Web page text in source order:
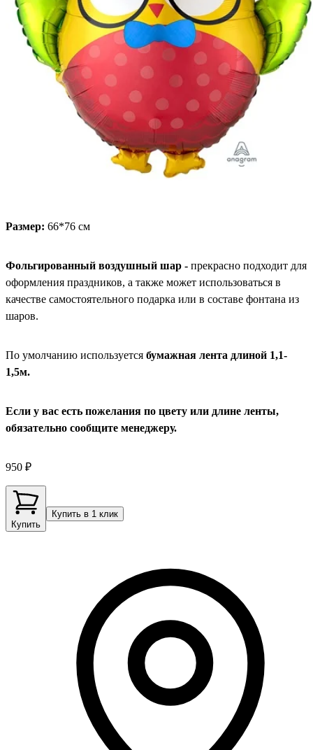
Размер: 66*76 см
Фольгированный воздушный шар - прекрасно подходит для
оформления праздников, а также может использоваться в
качестве самостоятельного подарка или в составе фонтана из
шаров.
По умолчанию используется бумажная лента длиной 1,1-
1,5м.
Если у вас есть пожелания по цвету или длине ленты,
обязательно сообщите менеджеру.
950 ₽
Купить
Купить в 1 клик